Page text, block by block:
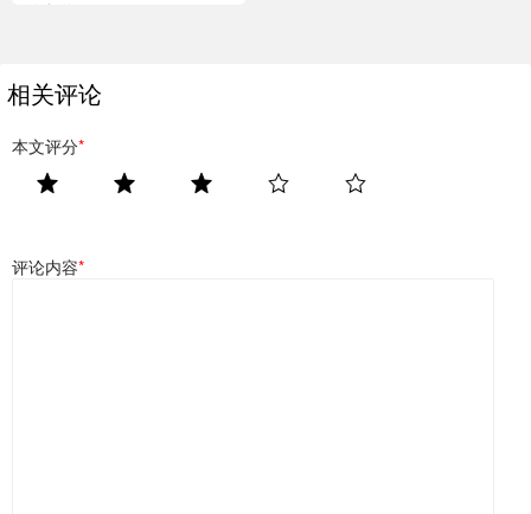
得像灯泡”
相关评论
本文评分*
评论内容*